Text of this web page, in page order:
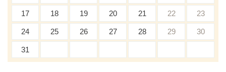
17 18 19 20 21 22 23
24 25 26 27 28 29 30
31